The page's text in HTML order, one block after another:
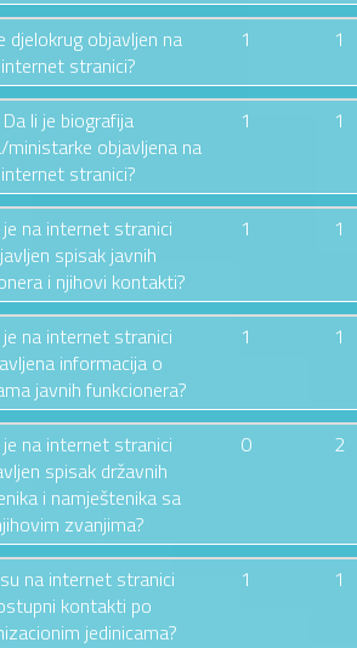
djelokrug objavljen na
internet stranici?
1 1
Da li je biografija
objavljena na
internet stranici?
1 1
je na internet stranici
spisak javnih
i njihovi kontakti?
1 1
je na internet stranici
informacija o
javnih funkcionera?
1 1
je na internet stranici
spisak državnih
i namještenika sa
zvanjima?
0 2
na internet stranici
kontakti po
jedinicama?
1 1